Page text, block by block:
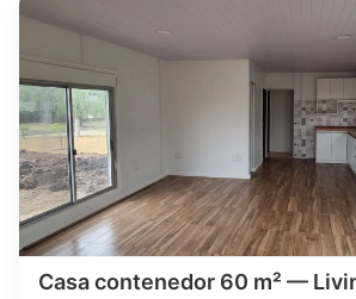
Casa contenedor 60 m² —